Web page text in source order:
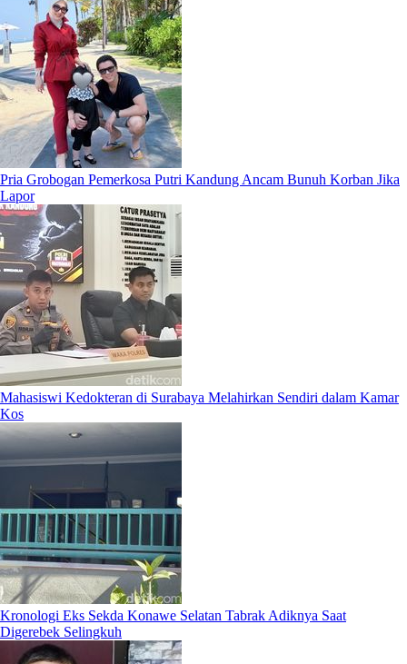
Pria Grobogan Pemerkosa Putri Kandung Ancam Bunuh Korban Jika
Lapor
Mahasiswi Kedokteran di Surabaya Melahirkan Sendiri dalam Kamar
Kos
Kronologi Eks Sekda Konawe Selatan Tabrak Adiknya Saat
Digerebek Selingkuh